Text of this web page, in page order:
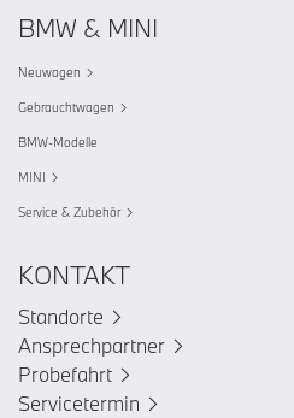
BMW & MINI
Neuwagen
Gebrauchtwagen
BMW-Modelle
MINI
Service & Zubehör
KONTAKT
Standorte
Ansprechpartner
Probefahrt
Servicetermin